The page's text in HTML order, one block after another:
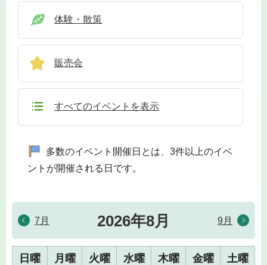
体験・散策
販売会
すべてのイベントを表示
多数のイベント開催日とは、3件以上のイベ
ントが開催される日です。
7月 9月
2026年8月
日曜
月曜
火曜
水曜
木曜
金曜
土曜